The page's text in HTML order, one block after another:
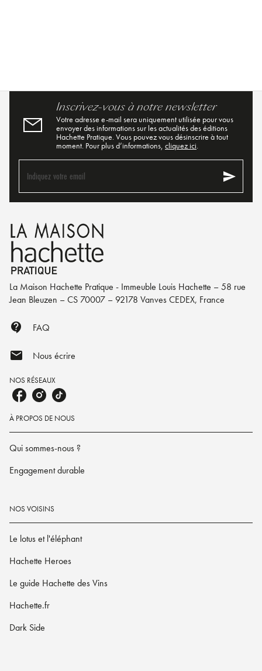
Inscrivez-vous à notre newsletter
Votre adresse e-mail sera uniquement utilisée pour vous
envoyer des informations sur les actualités des éditions
Hachette Pratique. Vous pouvez vous désinscrire à tout
moment. Pour plus d’informations, cliquez ici.
Indiquez votre email send
La Maison Hachette Pratique - Immeuble Louis Hachette – 58 rue
Jean Bleuzen – CS 70007 – 92178 Vanves CEDEX, France
contact_support FAQ
mail Nous écrire
NOS RÉSEAUX
À PROPOS DE NOUS
Qui sommes-nous ?
Engagement durable
NOS VOISINS
Le lotus et l'éléphant
Hachette Heroes
Le guide Hachette des Vins
Hachette.fr
Dark Side